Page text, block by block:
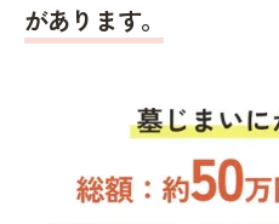
があります。